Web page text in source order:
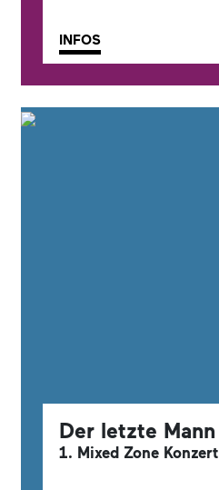
INFOS
Der letzte Mann
1. Mixed Zone Konzert